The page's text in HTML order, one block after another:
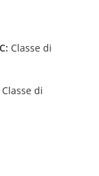
Classe di
Classe di